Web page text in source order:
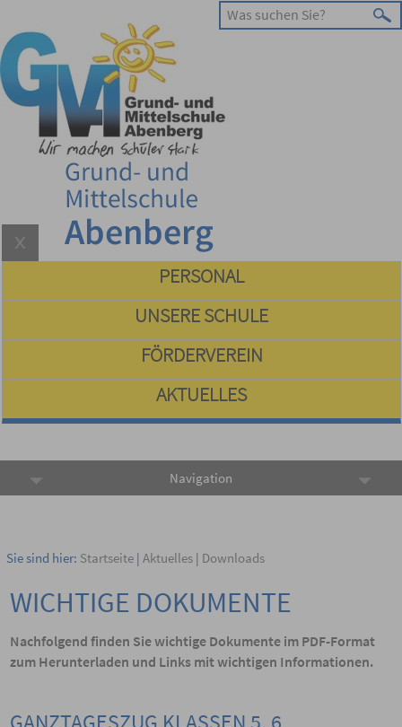
PERSONAL
UNSERE SCHULE
FÖRDERVEREIN
AKTUELLES
Navigation
Sie sind hier: Startseite| Aktuelles| Downloads
WICHTIGE DOKUMENTE
Nachfolgend finden Sie wichtige Dokumente im PDF-Format
zum Herunterladen und Links mit wichtigen Informationen.